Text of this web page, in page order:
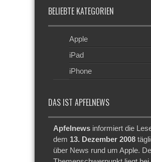
BELIEBTE KATEGORIEN
Apple
iPad
iPhone
DAS IST APFELNEWS
Apfelnews informiert die
dem 13. Dezember 2008
über News rund um Apple.